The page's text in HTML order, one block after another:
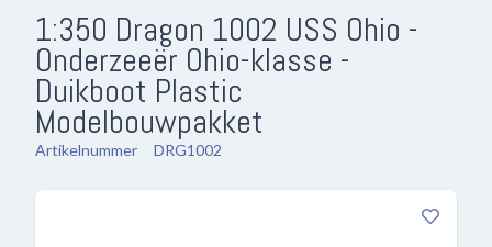
1:350 Dragon 1002 USS Ohio -
Onderzeeër Ohio-klasse -
Duikboot Plastic
Modelbouwpakket
Artikelnummer DRG1002